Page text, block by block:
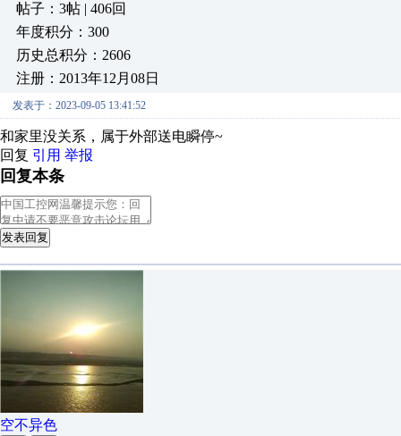
帖子：3帖 | 406回
年度积分：300
历史总积分：2606
注册：2013年12月08日
发表于：2023-09-05 13:41:52
和家里没关系，属于外部送电瞬停~
回复 引用 举报
回复本条
发表回复
空不异色